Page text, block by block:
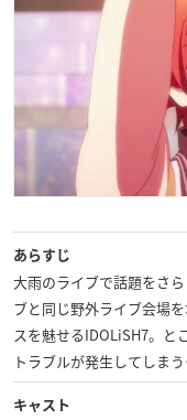
あらすじ
大雨のライブで話題をさ
ブと同じ野外ライブ会場
スを魅せるIDOLiSH7。と
トラブルが発生してしま
キャスト